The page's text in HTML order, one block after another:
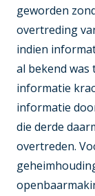
geworden
overtreding
indien
al bekend was
informatie
informatie
die derde
overtreden.